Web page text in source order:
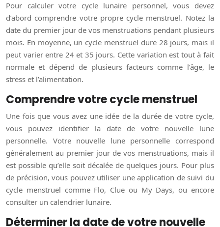
Pour calculer votre cycle lunaire personnel, vous devez
d’abord comprendre votre propre cycle menstruel. Notez la
date du premier jour de vos menstruations pendant plusieurs
mois. En moyenne, un cycle menstruel dure 28 jours, mais il
peut varier entre 24 et 35 jours. Cette variation est tout à fait
normale et dépend de plusieurs facteurs comme l’âge, le
stress et l’alimentation.
Comprendre votre cycle menstruel
Une fois que vous avez une idée de la durée de votre cycle,
vous pouvez identifier la date de votre nouvelle lune
personnelle. Votre nouvelle lune personnelle correspond
généralement au premier jour de vos menstruations, mais il
est possible qu’elle soit décalée de quelques jours. Pour plus
de précision, vous pouvez utiliser une application de suivi du
cycle menstruel comme Flo, Clue ou My Days, ou encore
consulter un calendrier lunaire.
Déterminer la date de votre nouvelle